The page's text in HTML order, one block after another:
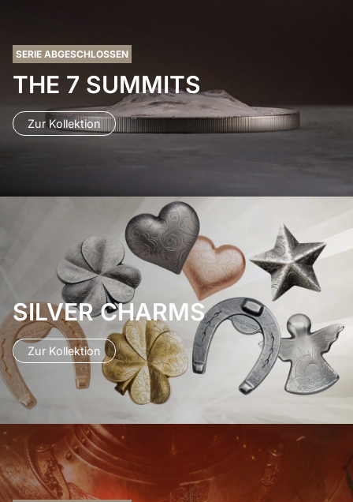
SERIE ABGESCHLOSSEN
THE 7 SUMMITS
Zur Kollektion
SILVER CHARMS
Zur Kollektion